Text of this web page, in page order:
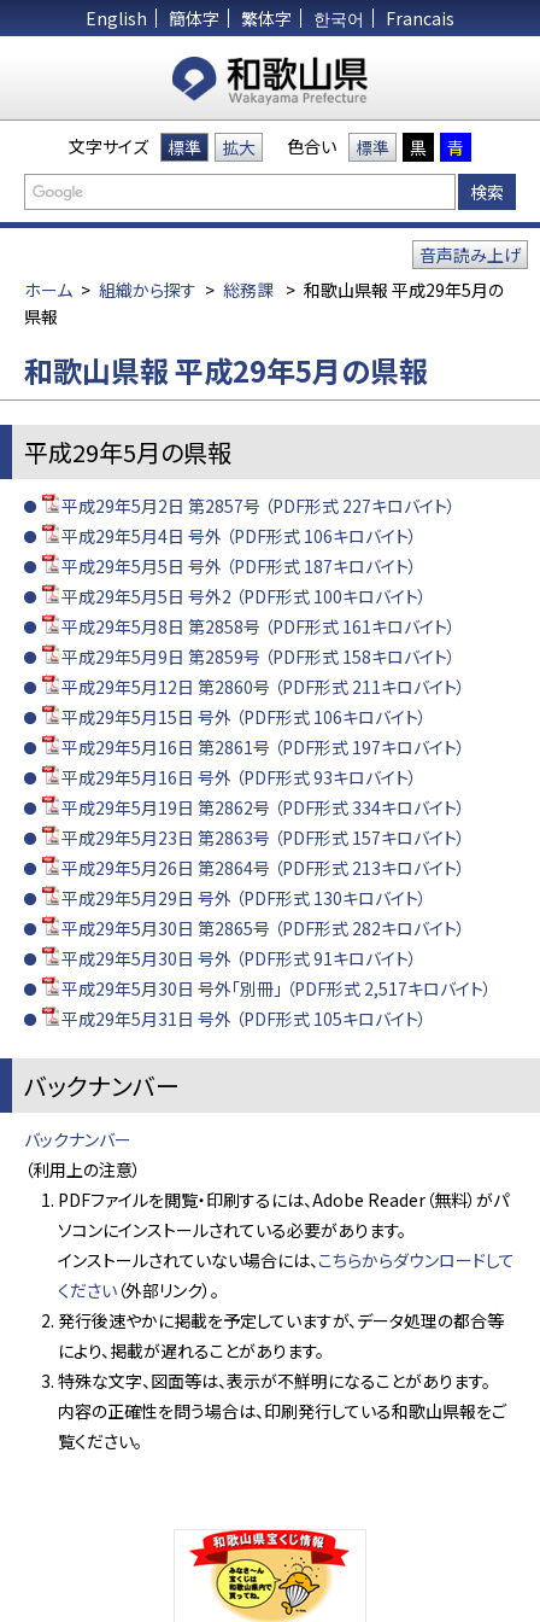
English 簡体字 繁体字 한국어 Francais
文字サイズ 標準 拡大 色合い 標準 黒 青
ホーム > 組織から探す > 総務課 > 和歌山県報 平成29年5月の
県報
音声読み上げ
和歌山県報 平成29年5月の県報
平成29年5月の県報
平成29年5月2日 第2857号 （PDF形式 227キロバイト）
平成29年5月4日 号外 （PDF形式 106キロバイト）
平成29年5月5日 号外 （PDF形式 187キロバイト）
平成29年5月5日 号外2 （PDF形式 100キロバイト）
平成29年5月8日 第2858号 （PDF形式 161キロバイト）
平成29年5月9日 第2859号 （PDF形式 158キロバイト）
平成29年5月12日 第2860号 （PDF形式 211キロバイト）
平成29年5月15日 号外 （PDF形式 106キロバイト）
平成29年5月16日 第2861号 （PDF形式 197キロバイト）
平成29年5月16日 号外 （PDF形式 93キロバイト）
平成29年5月19日 第2862号 （PDF形式 334キロバイト）
平成29年5月23日 第2863号 （PDF形式 157キロバイト）
平成29年5月26日 第2864号 （PDF形式 213キロバイト）
平成29年5月29日 号外 （PDF形式 130キロバイト）
平成29年5月30日 第2865号 （PDF形式 282キロバイト）
平成29年5月30日 号外 （PDF形式 91キロバイト）
平成29年5月30日 号外「別冊」 （PDF形式 2,517キロバイト）
平成29年5月31日 号外 （PDF形式 105キロバイト）
バックナンバー
バックナンバー
（利用上の注意）
PDFファイルを閲覧・印刷するには、Adobe Reader（無料）がパ
ソコンにインストールされている必要があります。
インストールされていない場合には、こちらからダウンロードして
ください （外部リンク）。
発行後速やかに掲載を予定していますが、データ処理の都合等
により、掲載が遅れることがあります。
特殊な文字、図面等は、表示が不鮮明になることがあります。
内容の正確性を問う場合は、印刷発行している和歌山県報をご
覧ください。